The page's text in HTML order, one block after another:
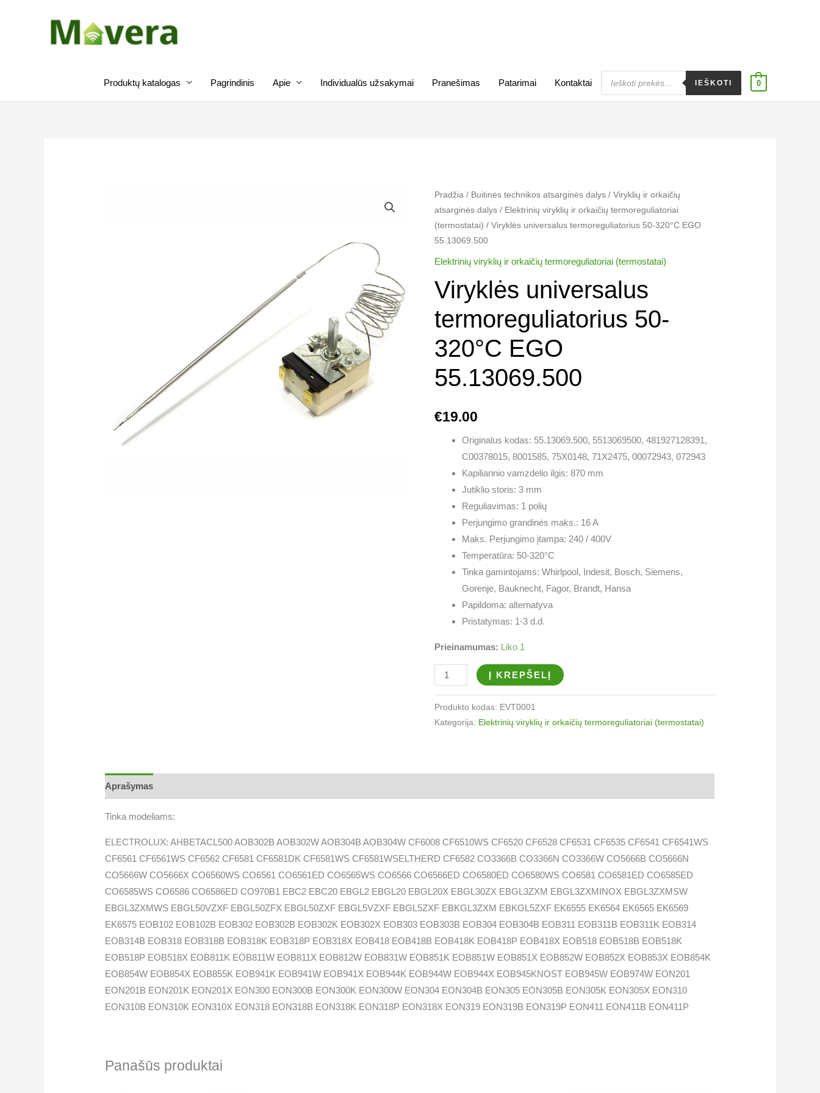
Produktų katalogas Pagrindinis Apie Individualūs užsakymai Pranešimas Patarimai Kontaktai
Products
search
IEŠKOTI 0
Pradžia / Buitinės technikos atsarginės dalys / Viryklių ir orkaičių
atsarginės dalys / Elektrinių viryklių ir orkaičių termoreguliatoriai​
(termostatai) / Viryklės universalus termoreguliatorius 50-320°C EGO
55.13069.500
Elektrinių viryklių ir orkaičių termoreguliatoriai​ (termostatai)
Viryklės universalus
termoreguliatorius 50-
320°C EGO
55.13069.500
€19.00
Originalus kodas: 55.13069.500, 5513069500, 481927128391,
C00378015, 8001585, 75X0148, 71X2475, 00072943, 072943
Kapiliarinio vamzdelio ilgis: 870 mm
Jutiklio storis: 3 mm
Reguliavimas: 1 polių
Perjungimo grandinės maks.: 16 A
Maks. Perjungimo įtampa: 240 / 400V
Temperatūra: 50-320°C
Tinka gamintojams: Whirlpool, Indesit, Bosch, Siemens,
Gorenje, Bauknecht, Fagor, Brandt, Hansa
Papildoma: alternatyva
Pristatymas: 1-3 d.d.
Prieinamumas: Liko 1
produkto
kiekis:
Viryklės
universalus
termoreguliatorius
320°C
EGO
55.13069.500
Į KREPŠELĮ
Produkto kodas: EVT0001
Kategorija: Elektrinių viryklių ir orkaičių termoreguliatoriai​ (termostatai)
Aprašymas
Tinka modeliams:
ELECTROLUX: AHBETACL500 AOB302B AOB302W AOB304B AOB304W CF6008 CF6510WS CF6520 CF6528 CF6531 CF6535 CF6541 CF6541WS
CF6561 CF6561WS CF6562 CF6581 CF6581DK CF6581WS CF6581WSELTHERD CF6582 CO3366B CO3366N CO3366W CO5666B CO5666N
CO5666W CO5666X CO6560WS CO6561 CO6561ED CO6565WS CO6566 CO6566ED CO6580ED CO6580WS CO6581 CO6581ED CO6585ED
CO6585WS CO6586 CO6586ED CO970B1 EBC2 EBC20 EBGL2 EBGL20 EBGL20X EBGL30ZX EBGL3ZXM EBGL3ZXMINOX EBGL3ZXMSW
EBGL3ZXMWS EBGL50VZXF EBGL50ZFX EBGL50ZXF EBGL5VZXF EBGL5ZXF EBKGL3ZXM EBKGL5ZXF EK6555 EK6564 EK6565 EK6569
EK6575 EOB102 EOB102B EOB302 EOB302B EOB302K EOB302X EOB303 EOB303B EOB304 EOB304B EOB311 EOB311B EOB311K EOB314
EOB314B EOB318 EOB318B EOB318K EOB318P EOB318X EOB418 EOB418B EOB418K EOB418P EOB418X EOB518 EOB518B EOB518K
EOB518P EOB518X EOB811K EOB811W EOB811X EOB812W EOB831W EOB851K EOB851W EOB851X EOB852W EOB852X EOB853X EOB854K
EOB854W EOB854X EOB855K EOB941K EOB941W EOB941X EOB944K EOB944W EOB944X EOB945KNOST EOB945W EOB974W EON201
EON201B EON201K EON201X EON300 EON300B EON300K EON300W EON304 EON304B EON305 EON305B EON305K EON305X EON310
EON310B EON310K EON310X EON318 EON318B EON318K EON318P EON318X EON319 EON319B EON319P EON411 EON411B EON411P
REGINETT
Panašūs produktai